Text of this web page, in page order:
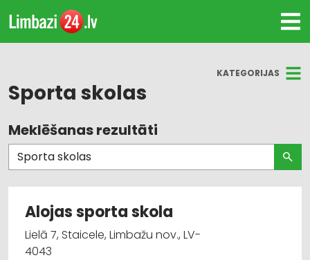
KATEGORIJAS
Sporta skolas
Visas nozares
Sporta skolas
Apgaismes tehnikas tirdzniecība
Meklēšanas rezultāti
Alojas sporta skola
Lielā 7, Staicele, Limbažu nov., LV-
4043